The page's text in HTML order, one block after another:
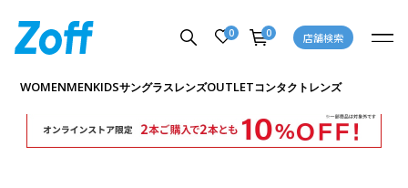
0 0 店舗検索
WOMENMENKIDSサングラスレンズOUTLETコンタクトレンズ
商品詳細ページへ